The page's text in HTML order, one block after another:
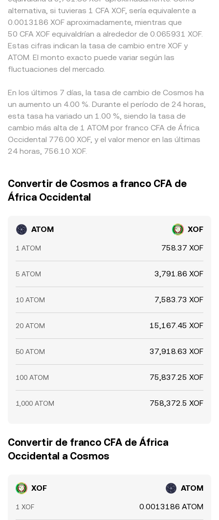
alternativa, si tuvieras 1 CFA XOF, sería equivalente a
0.0013186 XOF aproximadamente, mientras que
50 CFA XOF equivaldrían a alrededor de 0.065931 XOF.
Estas cifras indican la tasa de cambio entre XOF y
ATOM. El monto exacto puede variar según las
fluctuaciones del mercado.
En los últimos 7 días, la tasa de cambio de Cosmos ha
un aumento un 4.00 %. Durante el período de 24 horas,
esta tasa ha variado un 1.00 %, siendo la tasa de
cambio más alta de 1 ATOM por franco CFA de África
Occidental 776.00 XOF, y el valor menor en las últimas
24 horas, 756.10 XOF.
Convertir de Cosmos a franco CFA de
África Occidental
ATOM XOF
1 ATOM 758.37 XOF
5 ATOM 3,791.86 XOF
10 ATOM 7,583.73 XOF
20 ATOM 15,167.45 XOF
50 ATOM 37,918.63 XOF
100 ATOM 75,837.25 XOF
1,000 ATOM 758,372.5 XOF
Convertir de franco CFA de África
Occidental a Cosmos
XOF ATOM
1 XOF 0.0013186 ATOM